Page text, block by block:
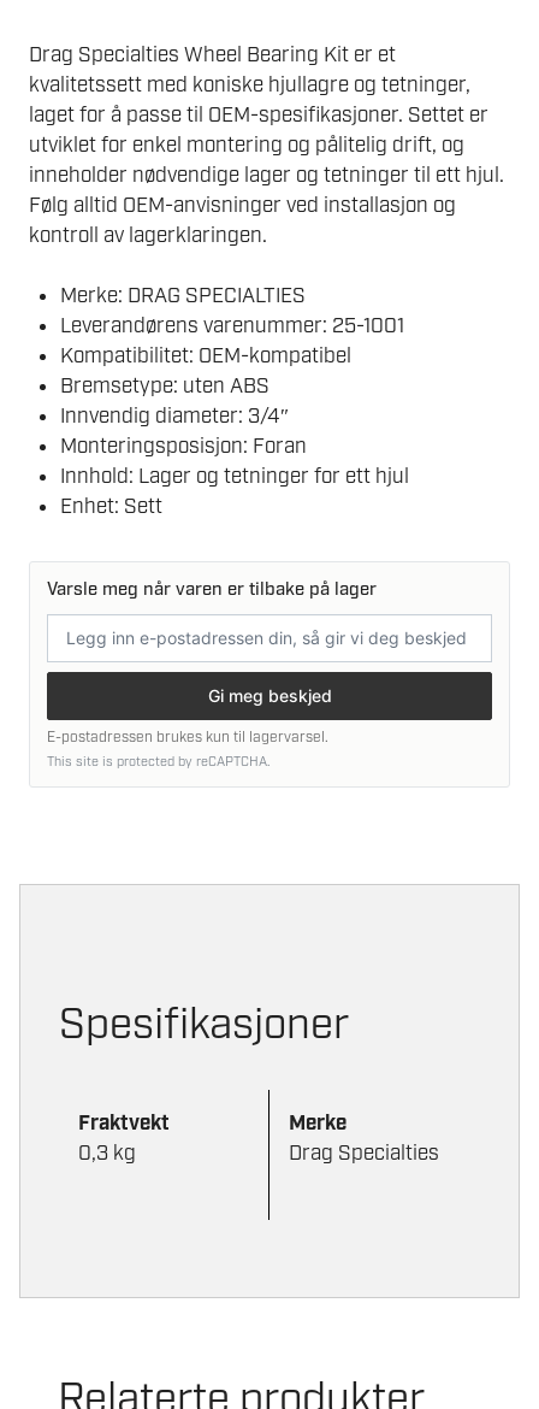
Drag Specialties Wheel Bearing Kit er et
kvalitetssett med koniske hjullagre og tetninger,
laget for å passe til OEM-spesifikasjoner. Settet er
utviklet for enkel montering og pålitelig drift, og
inneholder nødvendige lager og tetninger til ett hjul.
Følg alltid OEM-anvisninger ved installasjon og
kontroll av lagerklaringen.
Merke: DRAG SPECIALTIES
Leverandørens varenummer: 25-1001
Kompatibilitet: OEM-kompatibel
Bremsetype: uten ABS
Innvendig diameter: 3/4″
Monteringsposisjon: Foran
Innhold: Lager og tetninger for ett hjul
Enhet: Sett
Varsle meg når varen er tilbake på lager
postadresse
Gi meg beskjed
E-postadressen brukes kun til lagervarsel.
This site is protected by reCAPTCHA.
Spesifikasjoner
Fraktvekt
0,3 kg
Merke
Drag Specialties